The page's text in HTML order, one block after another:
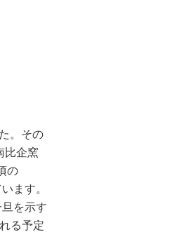
。その
比企窯
の
ます。
を示す
る予定